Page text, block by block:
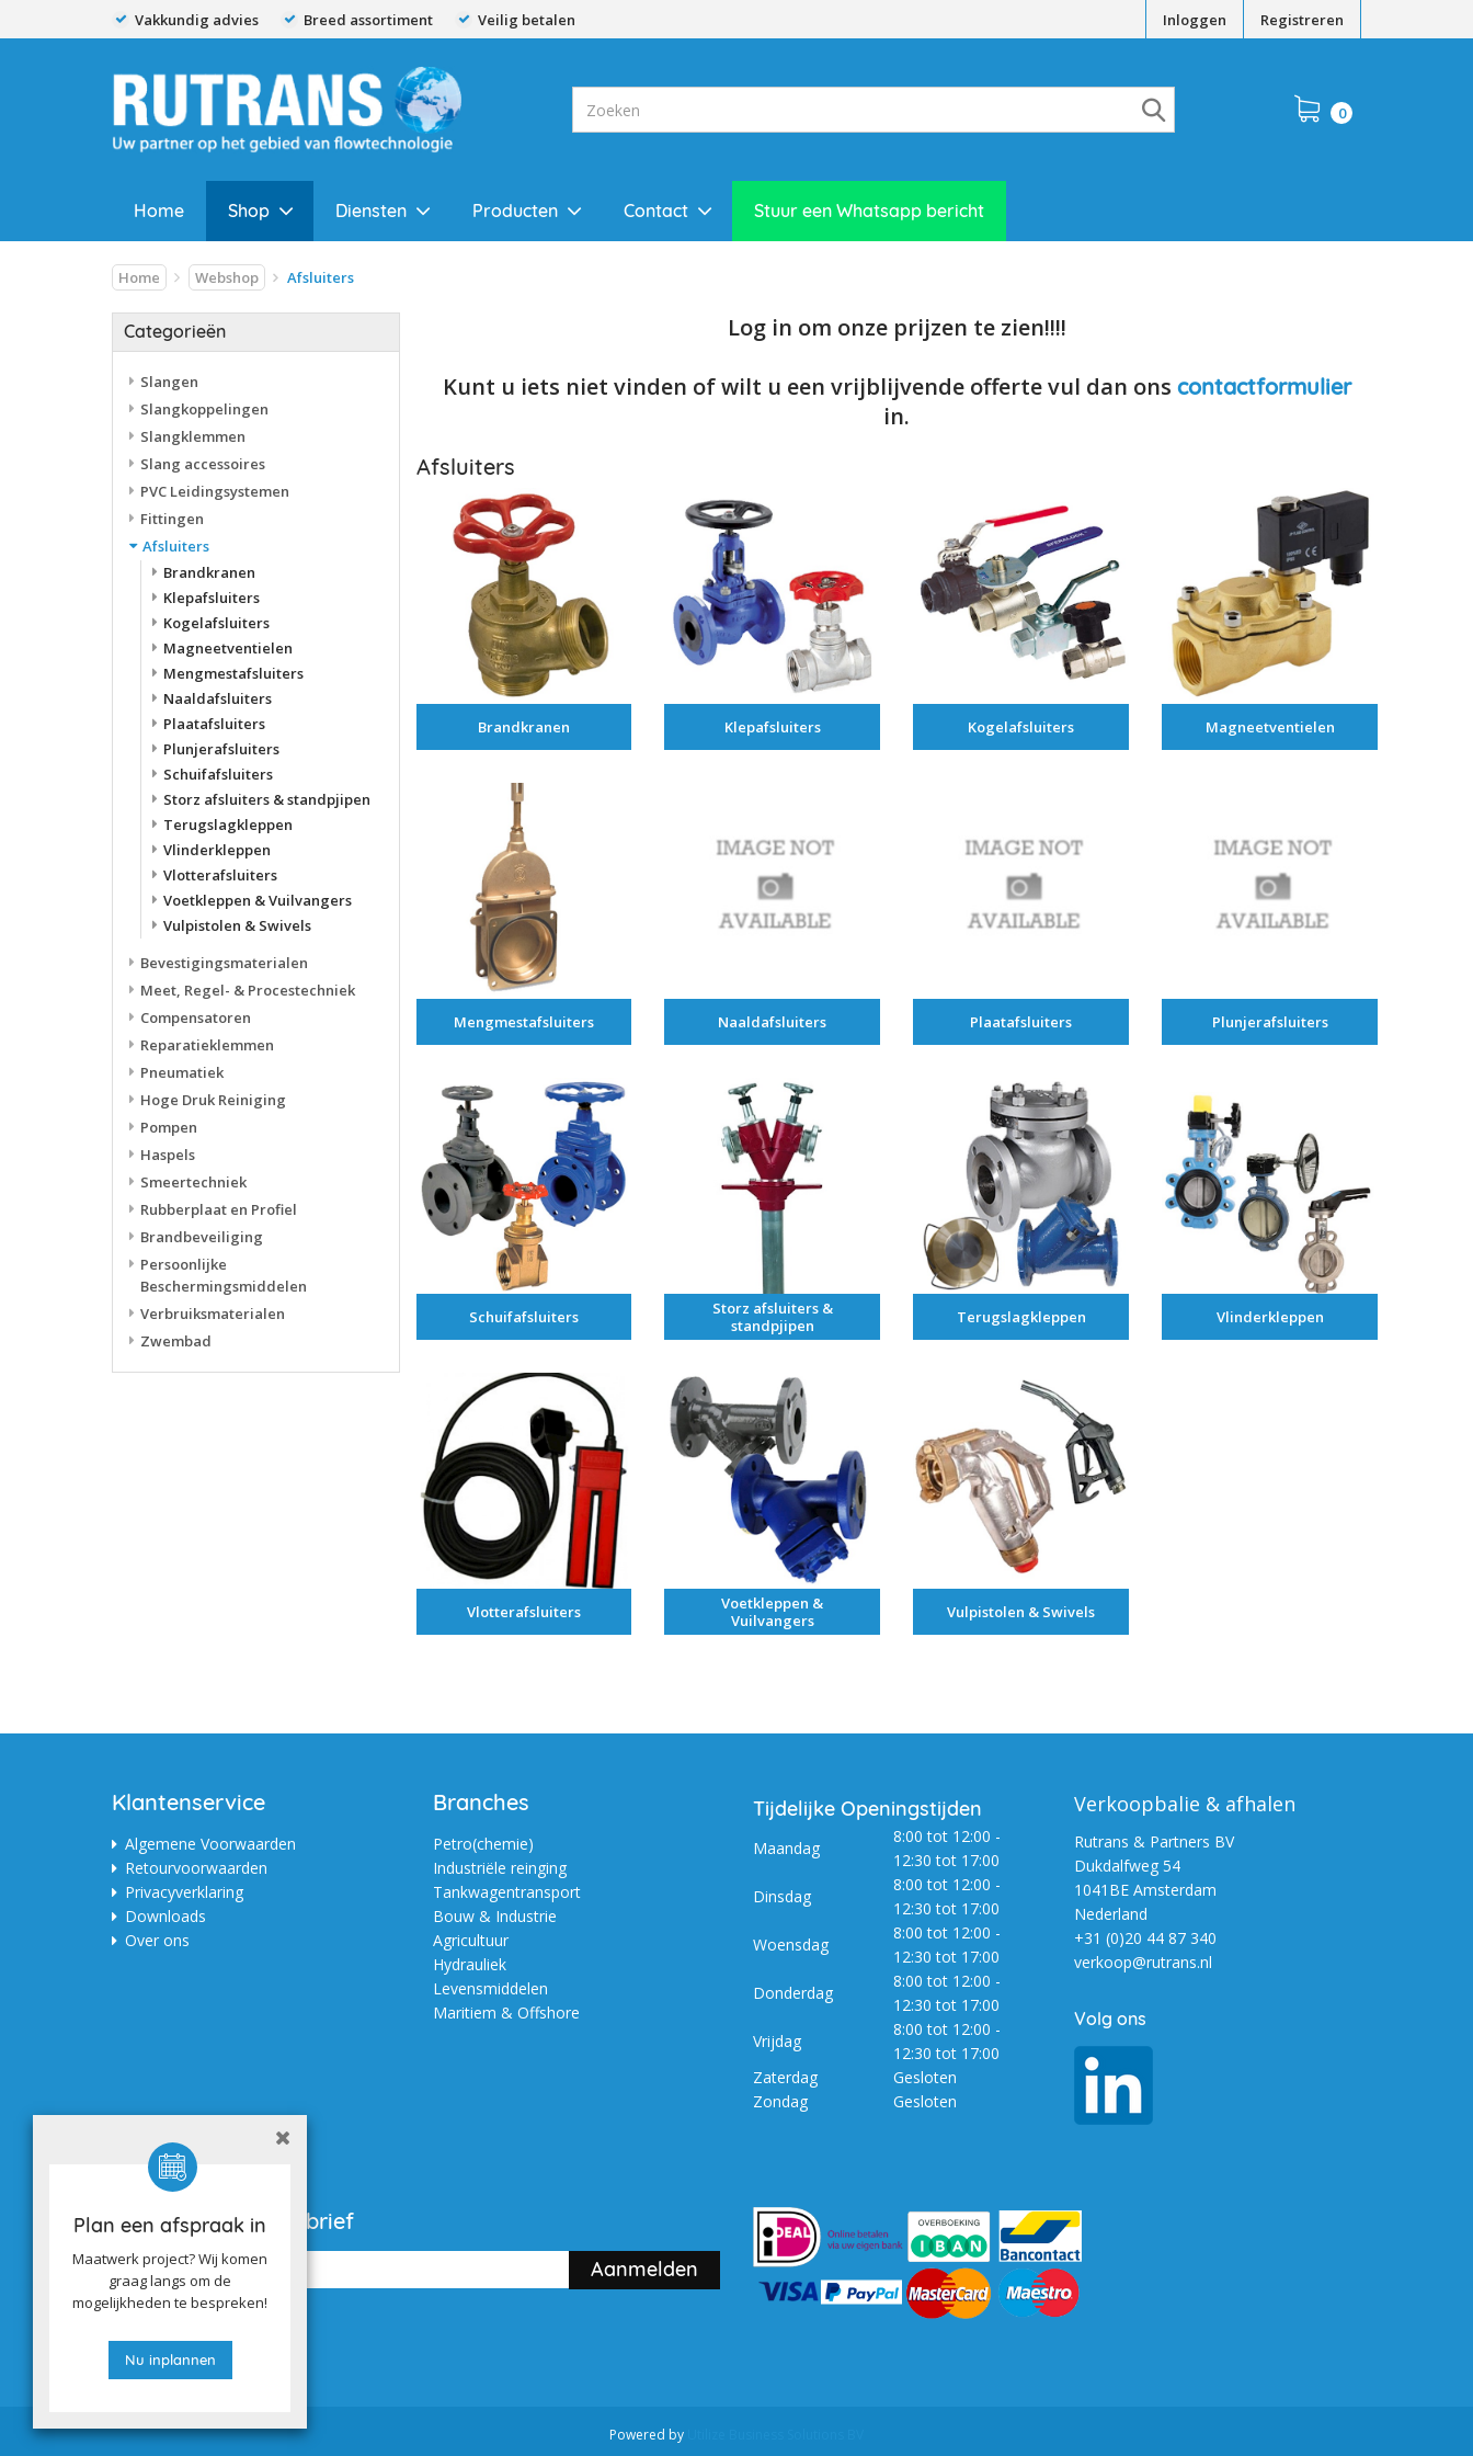
Plan een afspraak in
Maatwerk project? Wij komen
graag langs om de
mogelijkheden te bespreken!
Nu inplannen
Vakkundig advies Breed assortiment Veilig betalen Inloggen Registreren
0
Home Shop Diensten Producten Contact Stuur een Whatsapp bericht
Home Webshop Afsluiters
Categorieën
Slangen
Slangkoppelingen
Slangklemmen
Slang accessoires
PVC Leidingsystemen
Fittingen
Afsluiters
Brandkranen
Klepafsluiters
Kogelafsluiters
Magneetventielen
Mengmestafsluiters
Naaldafsluiters
Plaatafsluiters
Plunjerafsluiters
Schuifafsluiters
Storz afsluiters & standpjipen
Terugslagkleppen
Vlinderkleppen
Vlotterafsluiters
Voetkleppen & Vuilvangers
Vulpistolen & Swivels
Bevestigingsmaterialen
Meet, Regel- & Procestechniek
Compensatoren
Reparatieklemmen
Pneumatiek
Hoge Druk Reiniging
Pompen
Haspels
Smeertechniek
Rubberplaat en Profiel
Brandbeveiliging
Persoonlijke
Beschermingsmiddelen
Verbruiksmaterialen
Zwembad
Log in om onze prijzen te zien!!!!
Kunt u iets niet vinden of wilt u een vrijblijvende offerte vul dan ons contactformulier
in.
Afsluiters
Brandkranen Klepafsluiters Kogelafsluiters Magneetventielen
Mengmestafsluiters Naaldafsluiters Plaatafsluiters Plunjerafsluiters
Schuifafsluiters
Storz afsluiters &
standpjipen
Terugslagkleppen Vlinderkleppen
Vlotterafsluiters
Voetkleppen &
Vuilvangers
Vulpistolen & Swivels
Klantenservice
Algemene Voorwaarden
Retourvoorwaarden
Privacyverklaring
Downloads
Over ons
Branches
Petro(chemie)
Industriële reinging
Tankwagentransport
Bouw & Industrie
Agricultuur
Hydrauliek
Levensmiddelen
Maritiem & Offshore
Tijdelijke Openingstijden
Maandag
8:00 tot 12:00 -
12:30 tot 17:00
Dinsdag
8:00 tot 12:00 -
12:30 tot 17:00
Woensdag
8:00 tot 12:00 -
12:30 tot 17:00
Donderdag
8:00 tot 12:00 -
12:30 tot 17:00
Vrijdag
8:00 tot 12:00 -
12:30 tot 17:00
Zaterdag
Gesloten
Zondag
Gesloten
Verkoopbalie & afhalen
Rutrans & Partners BV
Dukdalfweg 54
1041BE Amsterdam
Nederland
+31 (0)20 44 87 340
verkoop@rutrans.nl
Volg ons
Aanmelden nieuwsbrief
Powered by